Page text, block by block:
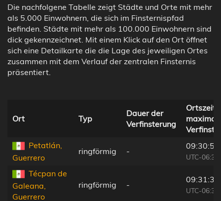
Die nachfolgene Tabelle zeigt Städte und Orte mit mehr
als 5.000 Einwohnern, die sich im Finsternispfad
befinden. Städte mit mehr als 100.000 Einwohnern sind
dick gekennzeichnet. Mit einem Klick auf den Ort öffnet
sich eine Detailkarte die die Lage des jeweiligen Ortes
zusammen mit dem Verlauf der zentralen Finsternis
präsentiert.
Ort Typ
Dauer der
Verfinsterung
Ortszeit
Petatlán,
Guerrero
ringförmig -
09:30:58
UTC-06:36
Técpan de
Galeana,
Guerrero
ringförmig -
09:31:36
UTC-06:36